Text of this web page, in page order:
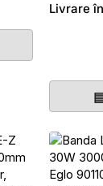
Livrare în